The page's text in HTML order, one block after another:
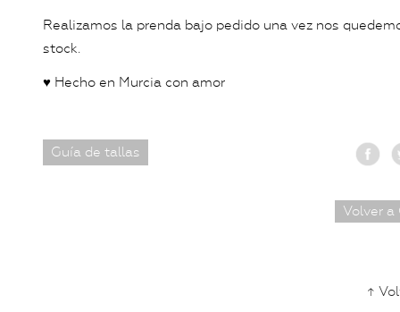
Realizamos la prenda bajo pedido una vez nos
stock.
♥ Hecho en Murcia con amor
Guía de tallas
Volver a
↑